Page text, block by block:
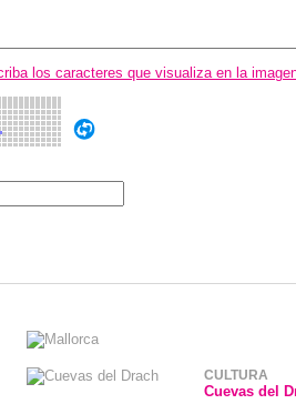
los caracteres que visualiza en la
CULTURA
Cuevas del